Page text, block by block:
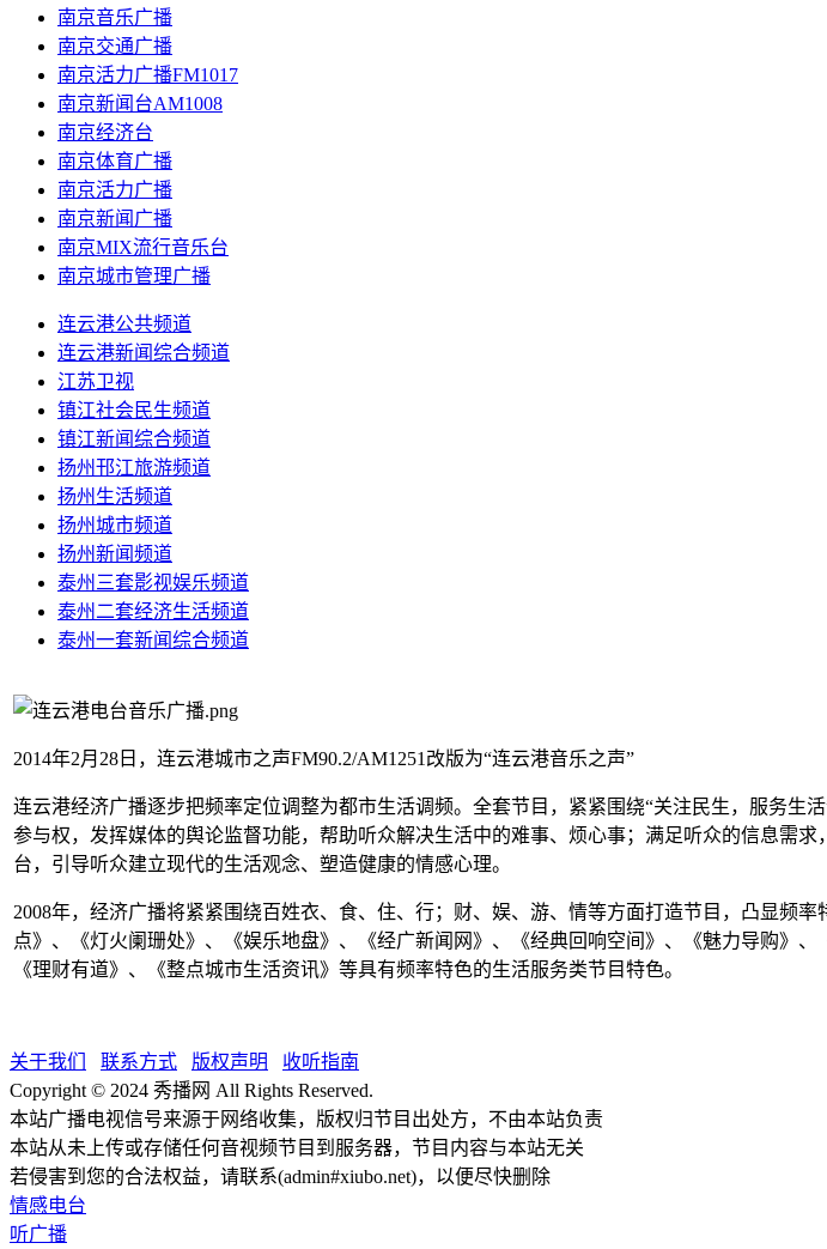
南京音乐广播
南京交通广播
南京活力广播FM1017
南京新闻台AM1008
南京经济台
南京体育广播
南京活力广播
南京新闻广播
南京MIX流行音乐台
南京城市管理广播
连云港公共频道
连云港新闻综合频道
江苏卫视
镇江社会民生频道
镇江新闻综合频道
扬州邗江旅游频道
扬州生活频道
扬州城市频道
扬州新闻频道
泰州三套影视娱乐频道
泰州二套经济生活频道
泰州一套新闻综合频道
2014年2月28日，连云港城市之声FM90.2/AM1251改版为“连云港音乐之声”
连云港经济广播逐步把频率定位调整为都市生活调频。全套节目，紧紧围绕“关注民生，服务生
参与权，发挥媒体的舆论监督功能，帮助听众解决生活中的难事、烦心事；满足听众的信息需
台，引导听众建立现代的生活观念、塑造健康的情感心理。
2008年，经济广播将紧紧围绕百姓衣、食、住、行；财、娱、游、情等方面打造节目，凸显频
点》、《灯火阑珊处》、《娱乐地盘》、《经广新闻网》、《经典回响空间》、《魅力导购》
《理财有道》、《整点城市生活资讯》等具有频率特色的生活服务类节目特色。
关于我们 联系方式 版权声明
收听指南
Copyright © 2024 秀播网 All Rights Reserved.
本站广播电视信号来源于网络收集，版权归节目出处方，不由本站负责
本站从未上传或存储任何音视频节目到服务器，节目内容与本站无关
若侵害到您的合法权益，请联系(admin#xiubo.net)，以便尽快删除
情感电台
听广播